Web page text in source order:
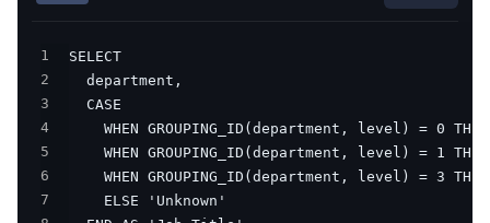
1
2
3
4
5
6
7